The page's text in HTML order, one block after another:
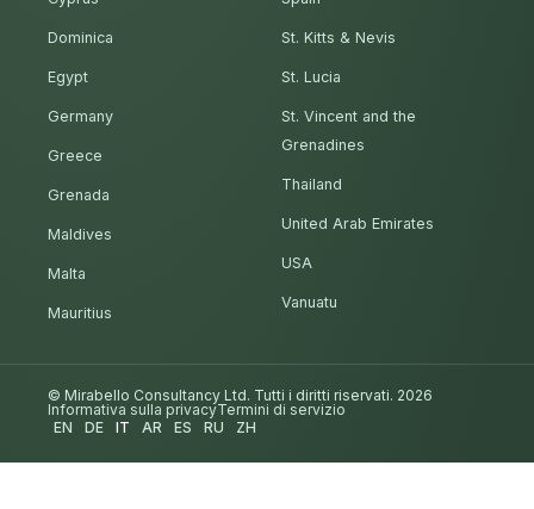
Dominica
Egypt
Germany
Greece
Grenada
Maldives
Malta
Mauritius
St. Kitts & Nevis
St. Lucia
St. Vincent and the
Grenadines
Thailand
United Arab Emirates
USA
Vanuatu
© Mirabello Consultancy Ltd. Tutti i diritti riservati. 2026
Informativa sulla privacyTermini di servizio
EN
DE IT AR ES RU ZH